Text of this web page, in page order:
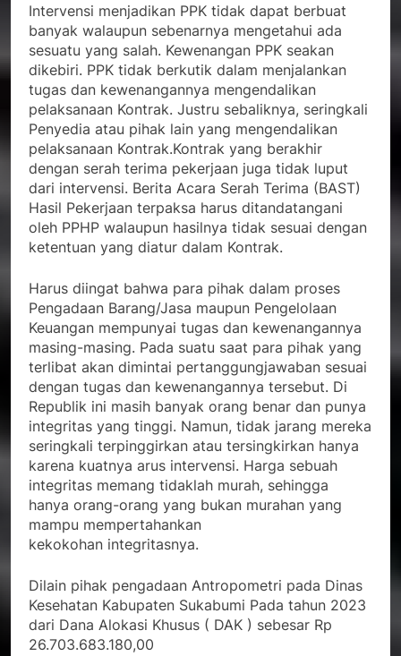
Intervensi menjadikan PPK tidak dapat berbuat
banyak walaupun sebenarnya mengetahui ada
sesuatu yang salah. Kewenangan PPK seakan
dikebiri. PPK tidak berkutik dalam menjalankan
tugas dan kewenangannya mengendalikan
pelaksanaan Kontrak. Justru sebaliknya, seringkali
Penyedia atau pihak lain yang mengendalikan
pelaksanaan Kontrak.Kontrak yang berakhir
dengan serah terima pekerjaan juga tidak luput
dari intervensi. Berita Acara Serah Terima (BAST)
Hasil Pekerjaan terpaksa harus ditandatangani
oleh PPHP walaupun hasilnya tidak sesuai dengan
ketentuan yang diatur dalam Kontrak.
Harus diingat bahwa para pihak dalam proses
Pengadaan Barang/Jasa maupun Pengelolaan
Keuangan mempunyai tugas dan kewenangannya
masing-masing. Pada suatu saat para pihak yang
terlibat akan dimintai pertanggungjawaban sesuai
dengan tugas dan kewenangannya tersebut. Di
Republik ini masih banyak orang benar dan punya
integritas yang tinggi. Namun, tidak jarang mereka
seringkali terpinggirkan atau tersingkirkan hanya
karena kuatnya arus intervensi. Harga sebuah
integritas memang tidaklah murah, sehingga
hanya orang-orang yang bukan murahan yang
mampu mempertahankan
kekokohan integritasnya.
Dilain pihak pengadaan Antropometri pada Dinas
Kesehatan Kabupaten Sukabumi Pada tahun 2023
dari Dana Alokasi Khusus ( DAK ) sebesar Rp
26.703.683.180,00